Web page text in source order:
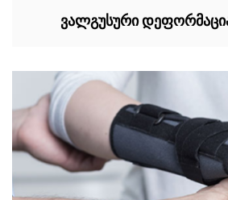
ვალგუსური დეფორმაცია